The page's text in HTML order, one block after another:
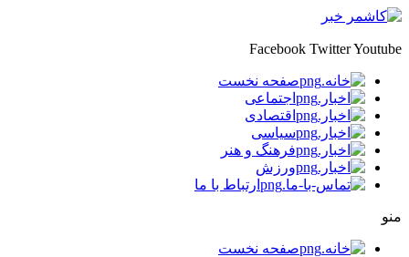
Facebook TwitterYoutube
صفحه نخست
اجتماعی
اقتصادی
سیاسی
فرهنگ و هنر
ورزش
ارتباط با ما
منو
صفحه نخست